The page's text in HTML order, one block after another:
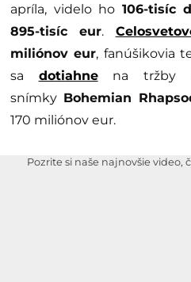
apríla, videlo ho 106-tisíc
895-tisíc eur.
miliónov eur, fanúšikovia
sa dotiahnena tržby
snímky Bohemian
170 miliónov eur.
Pozrite si naše najnovšie